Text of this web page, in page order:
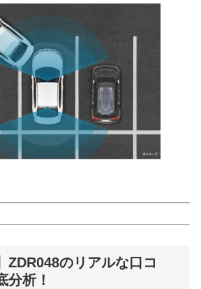
ZDR048のリアルな口コ
分析！